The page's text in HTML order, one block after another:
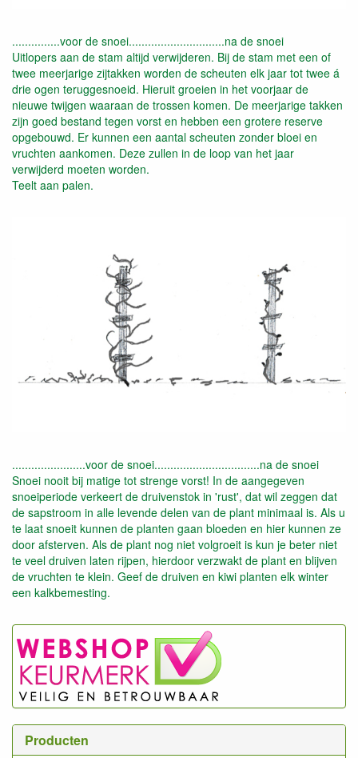
Producten
...............voor de snoei..............................na de snoei
Uitlopers aan de stam altijd verwijderen. Bij de stam met een of
twee meerjarige zijtakken worden de scheuten elk jaar tot twee á
drie ogen teruggesnoeid. Hieruit groeien in het voorjaar de
nieuwe twijgen waaraan de trossen komen. De meerjarige takken
zijn goed bestand tegen vorst en hebben een grotere reserve
opgebouwd. Er kunnen een aantal scheuten zonder bloei en
vruchten aankomen. Deze zullen in de loop van het jaar
verwijderd moeten worden.
Teelt aan palen.
.......................voor de snoei.................................na de snoei
Snoei nooit bij matige tot strenge vorst! In de aangegeven
snoeiperiode verkeert de druivenstok in 'rust', dat wil zeggen dat
de sapstroom in alle levende delen van de plant minimaal is. Als u
te laat snoeit kunnen de planten gaan bloeden en hier kunnen ze
door afsterven. Als de plant nog niet volgroeit is kun je beter niet
te veel druiven laten rijpen, hierdoor verzwakt de plant en blijven
de vruchten te klein. Geef de druiven en kiwi planten elk winter
een kalkbemesting.